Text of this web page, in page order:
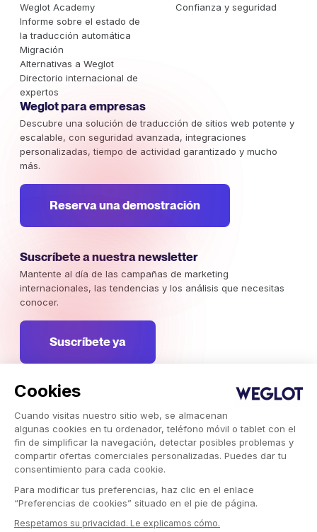
Cookies
Cuando visitas nuestro sitio web, se almacenan
algunas cookies en tu ordenador, teléfono móvil o tablet con el
fin de simplificar la navegación, detectar posibles problemas y
compartir ofertas comerciales personalizadas. Puedes dar tu
consentimiento para cada cookie.
Para modificar tus preferencias, haz clic en el enlace
“Preferencias de cookies” situado en el pie de página.
Respetamos su privacidad. Le explicamos cómo.
Weglot Academy
Informe sobre el estado de
la traducción automática
Migración
Alternativas a Weglot
Directorio internacional de
expertos
Confianza y seguridad
Weglot para empresas
Descubre una solución de traducción de sitios web potente y
escalable, con seguridad avanzada, integraciones
personalizadas, tiempo de actividad garantizado y mucho
más.
Reserva una demostración
Suscríbete a nuestra newsletter
Mantente al día de las campañas de marketing
internacionales, las tendencias y los análisis que necesitas
conocer.
Suscríbete ya
Weglot © 2026, Traducción como servicio.
Copyright © 2026 Weglot. Todos los derechos reservados.